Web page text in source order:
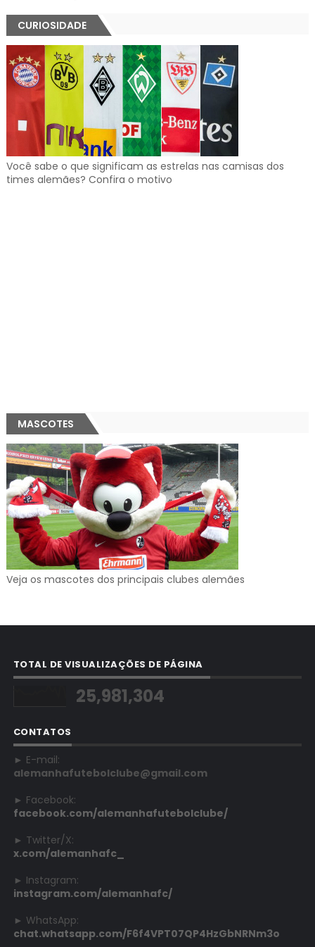
CURIOSIDADE
Você sabe o que significam as estrelas nas camisas dos
times alemães? Confira o motivo
MASCOTES
Veja os mascotes dos principais clubes alemães
TOTAL DE VISUALIZAÇÕES DE PÁGINA
25,981,304
CONTATOS
► E-mail:
alemanhafutebolclube@gmail.com
► Facebook:
facebook.com/alemanhafutebolclube/
► Twitter/X:
x.com/alemanhafc_
► Instagram:
instagram.com/alemanhafc/
► WhatsApp:
chat.whatsapp.com/F6f4VPT07QP4HzGbNRNm3o